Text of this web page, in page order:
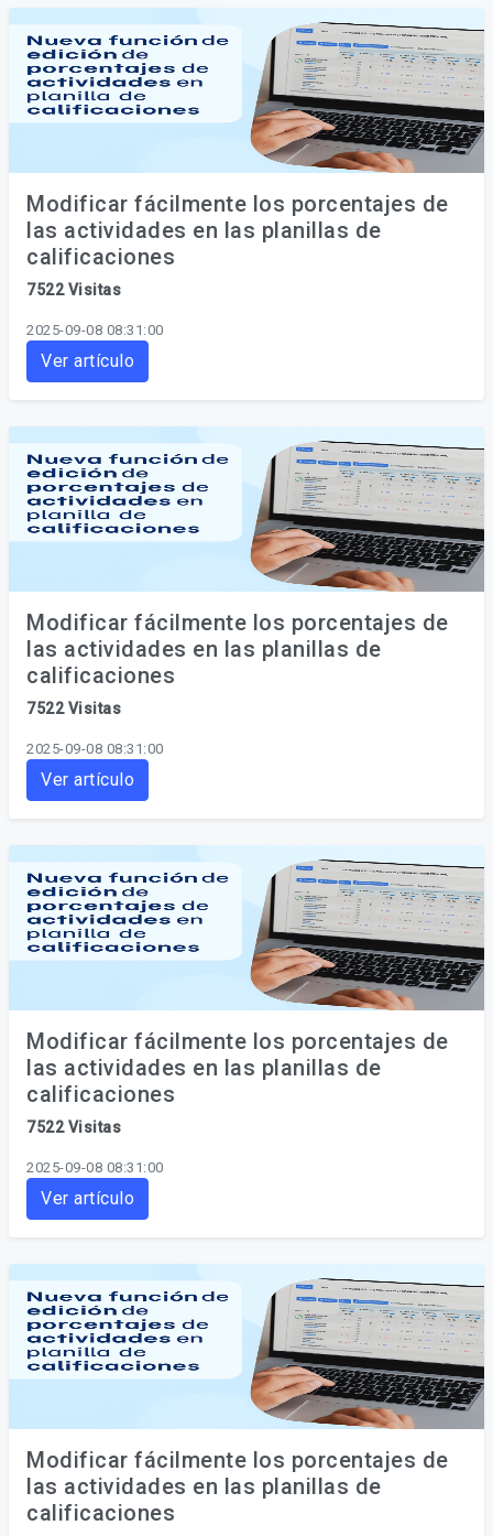
Modificar fácilmente los porcentajes de
las actividades en las planillas de
calificaciones
7522 Visitas
2025-09-08 08:31:00
Ver artículo
Modificar fácilmente los porcentajes de
las actividades en las planillas de
calificaciones
7522 Visitas
2025-09-08 08:31:00
Ver artículo
Modificar fácilmente los porcentajes de
las actividades en las planillas de
calificaciones
7522 Visitas
2025-09-08 08:31:00
Ver artículo
Modificar fácilmente los porcentajes de
las actividades en las planillas de
calificaciones